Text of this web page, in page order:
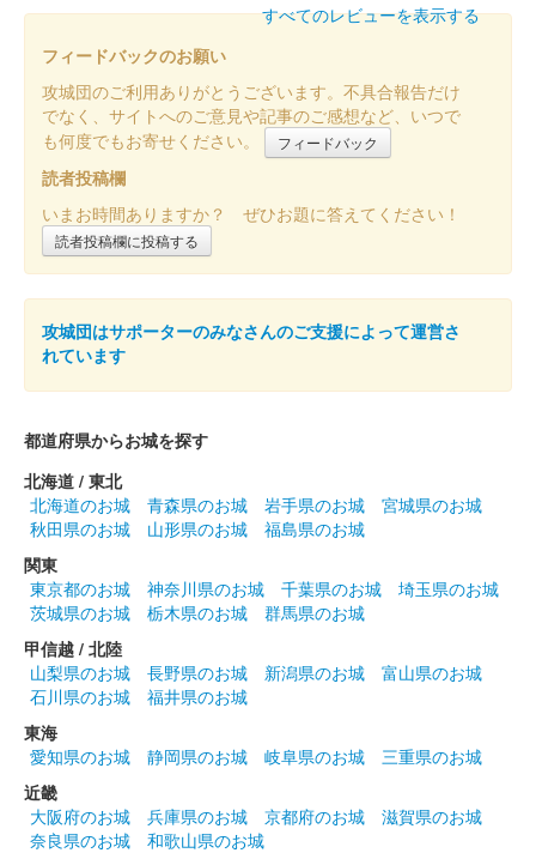
すべてのレビューを表示する
フィードバックのお願い
攻城団のご利用ありがとうございます。不具合報告だけ
でなく、サイトへのご意見や記事のご感想など、いつで
も何度でもお寄せください。
フィードバック
読者投稿欄
いまお時間ありますか？ ぜひお題に答えてください！
読者投稿欄に投稿する
攻城団はサポーターのみなさんのご支援によって運営さ
れています
都道府県からお城を探す
北海道 / 東北
北海道のお城
青森県のお城 岩手県のお城
宮城県のお城
秋田県のお城
山形県のお城
福島県のお城
関東
東京都のお城
神奈川県のお城 千葉県のお城
埼玉県のお城
茨城県のお城
栃木県のお城
群馬県のお城
甲信越 / 北陸
山梨県のお城
長野県のお城 新潟県のお城
富山県のお城
石川県のお城
福井県のお城
東海
愛知県のお城
静岡県のお城 岐阜県のお城
三重県のお城
近畿
大阪府のお城
兵庫県のお城 京都府のお城
滋賀県のお城
奈良県のお城
和歌山県のお城